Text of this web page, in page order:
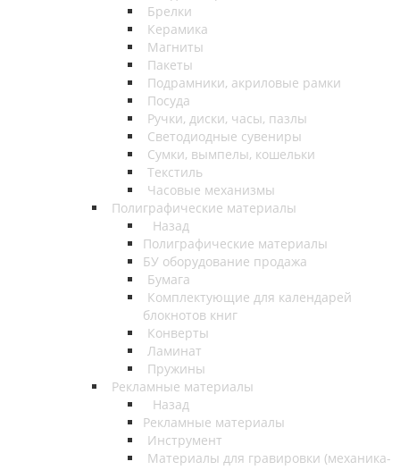
Брелки
Керамика
Магниты
Пакеты
Подрамники, акриловые рамки
Посуда
Ручки, диски, часы, пазлы
Светодиодные сувениры
Сумки, вымпелы, кошельки
Текстиль
Часовые механизмы
Полиграфические материалы
Назад
Полиграфические материалы
БУ оборудование продажа
Бумага
Комплектующие для календарей
блокнотов книг
Конверты
Ламинат
Пружины
Рекламные материалы
Назад
Рекламные материалы
Инструмент
Материалы для гравировки (механика-